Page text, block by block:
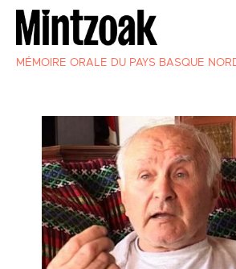
MÉMOIRE ORALE DU PAYS BASQUE